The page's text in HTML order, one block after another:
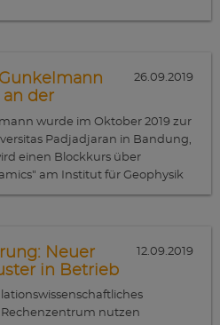
26.09.2019
an der
in
wurde im Oktober 2019 zur
Padjadjaran in Bandung,
einen Blockkurs über
am Institut für Geophysik
wurde ein sogenanntes
zwischen beiden12.09.2019
Neuer
in Betrieb
nutzen